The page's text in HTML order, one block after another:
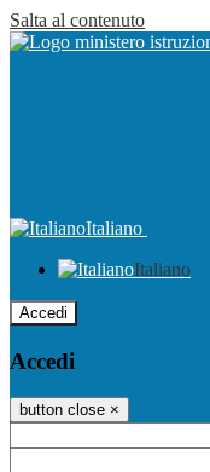
Salta al contenuto
Italiano
Italiano
Accedi
Accedi
button close ×